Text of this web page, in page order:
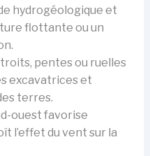
hydrogéologique et
flottante ou un
pentes ou ruelles
excavatrices et
terres.
ouest favorise
l’effet du vent sur la